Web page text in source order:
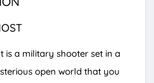
is a military shooter set in a
open world that you